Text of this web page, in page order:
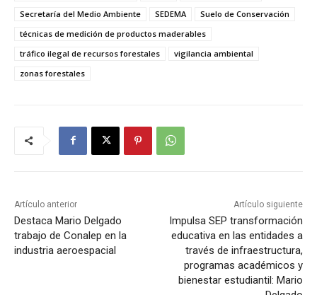
Secretaría del Medio Ambiente
SEDEMA
Suelo de Conservación
técnicas de medición de productos maderables
tráfico ilegal de recursos forestales
vigilancia ambiental
zonas forestales
Artículo anterior
Destaca Mario Delgado
trabajo de Conalep en la
industria aeroespacial
Artículo siguiente
Impulsa SEP transformación
educativa en las entidades a
través de infraestructura,
programas académicos y
bienestar estudiantil: Mario